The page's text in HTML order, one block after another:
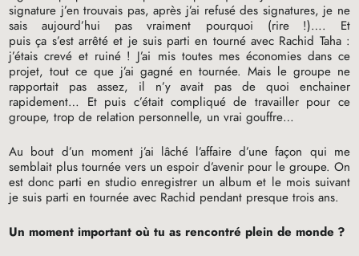
signature j’en trouvais pas, après j’ai refusé des signatures, je ne
sais aujourd’hui pas vraiment pourquoi (rire
!)…. Et
puis ça s’est arrêté et je suis parti en tourné avec Rachid Taha :
j’étais crevé et ruiné ! J’ai mis toutes mes économies dans ce
projet, tout ce que j’ai gagné en tournée. Mais le groupe ne
rapportait pas assez, il n’y avait pas de quoi enchainer
rapidement… Et puis c’était compliqué de travailler pour ce
groupe, trop de relation personnelle, un vrai gouffre…
Au bout d’un moment j’ai lâché l’affaire d’une façon qui me
semblait plus tournée vers un espoir d’avenir pour le groupe. On
est donc parti en studio enregistrer un album et le mois suivant
je suis parti en tournée avec Rachid pendant presque trois ans.
Un moment important où tu as rencontré plein de monde ?